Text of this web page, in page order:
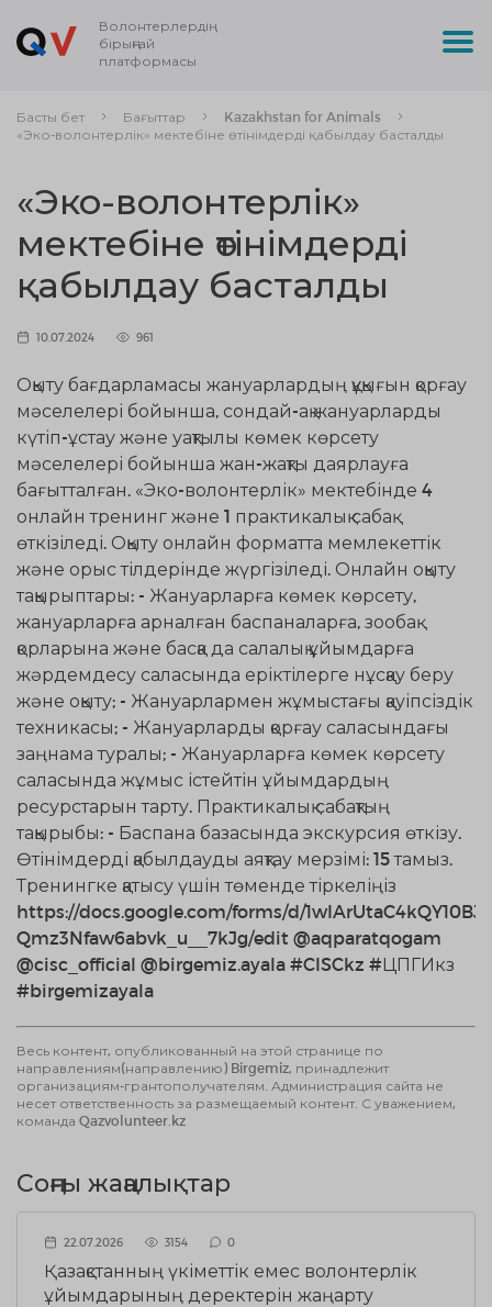
Волонтерлердің
бірыңғай
платформасы
Басты бет Бағыттар
Kazakhstan for Animals
«Эко-волонтерлік» мектебіне өтінімдерді қабылдау басталды
«Эко-волонтерлік»
мектебіне өтінімдерді
қабылдау басталды
10.07.2024 961
Оқыту бағдарламасы жануарлардың құқығын қорғау
мәселелері бойынша, сондай-ақ жануарларды
күтіп-ұстау және уақтылы көмек көрсету
мәселелері бойынша жан-жақты даярлауға
бағытталған. «Эко-волонтерлік» мектебінде 4
онлайн тренинг және 1 практикалық сабақ
өткізіледі. Оқыту онлайн форматта мемлекеттік
және орыс тілдерінде жүргізіледі. Онлайн оқыту
тақырыптары: - Жануарларға көмек көрсету,
жануарларға арналған баспаналарға, зообақ
қорларына және басқа да салалық ұйымдарға
жәрдемдесу саласында еріктілерге нұсқау беру
және оқыту; - Жануарлармен жұмыстағы қауіпсіздік
техникасы; - Жануарларды қорғау саласындағы
заңнама туралы; - Жануарларға көмек көрсету
саласында жұмыс істейтін ұйымдардың
ресурстарын тарту. Практикалық сабақтың
тақырыбы: - Баспана базасында экскурсия өткізу.
Өтінімдерді қабылдауды аяқтау мерзімі: 15 тамыз.
Тренингке қатысу үшін төменде тіркеліңіз
https://docs.google.com/forms/d/
Qmz3Nfaw6abvk_u__7kJg/edit @aqparatqogam
@cisc_official @birgemiz.ayala #CISCkz #ЦПГИкз
#birgemizayala
Весь контент, опубликованный на этой странице по
направлениям(направлению) Birgemiz, принадлежит
организациям-грантополучателям. Администрация сайта не
несет ответственность за размещаемый контент. С уважением,
команда Qazvolunteer.kz
Соңғы жаңалықтар
22.07.2026 3154 0
Қазақстанның үкіметтік емес волонтерлік
ұйымдарының деректерін жаңарту